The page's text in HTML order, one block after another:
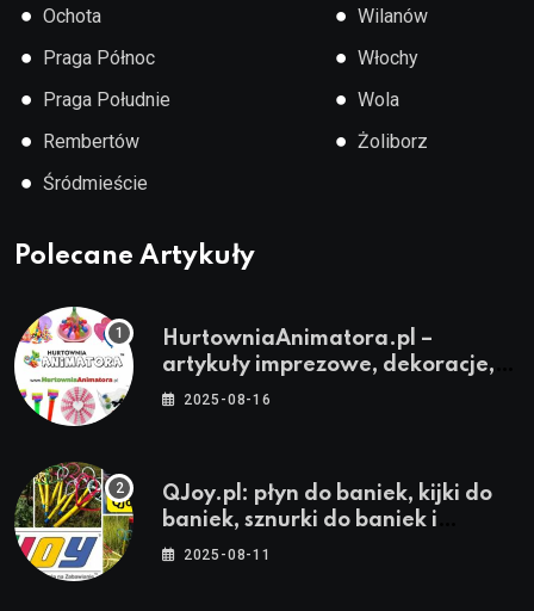
● Ochota
● Praga Północ
● Praga Południe
● Rembertów
● Śródmieście
● Wilanów
● Włochy
● Wola
● Żoliborz
Polecane Artykuły
HurtowniaAnimatora.pl –
artykuły imprezowe, dekoracje,
stroje i akcesoria dla animatorów
2025-08-16
QJoy.pl: płyn do baniek, kijki do
baniek, sznurki do baniek i
zestawy do baniek
2025-08-11